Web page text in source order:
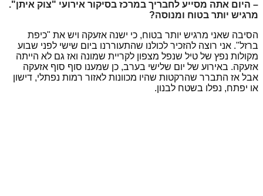
– היום אתה מסייע לחבריך במרכז בסיקור אירועי "צוק איתן".
מרגיש יותר בטוח ומנוסה?
הסיבה שאני מרגיש יותר בטוח, כי ישנה אזעקה ויש את "כיפת
ברזל". אני רוצה להזכיר לכולנו שהתעוררנו ביום שישי לפני שבוע
מקולות נפץ של טיל שנפל מצפון לקריית שמונה ואז גם לא הייתה
אזעקה. באירוע של יום שלישי בערב, כן שמענו סוף סוף אזעקה
אבל אז התברר שהרקטות שהיו מכוונות לאזור רמות נפתלי, דישון
או יפתח, נפלו בשטח לבנון.